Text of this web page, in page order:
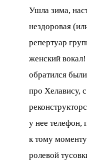
Ушла зима,
нездоровая
репертуар
женский
обратился
про Хелавису,
у нее телефон,
к тому
ролевой